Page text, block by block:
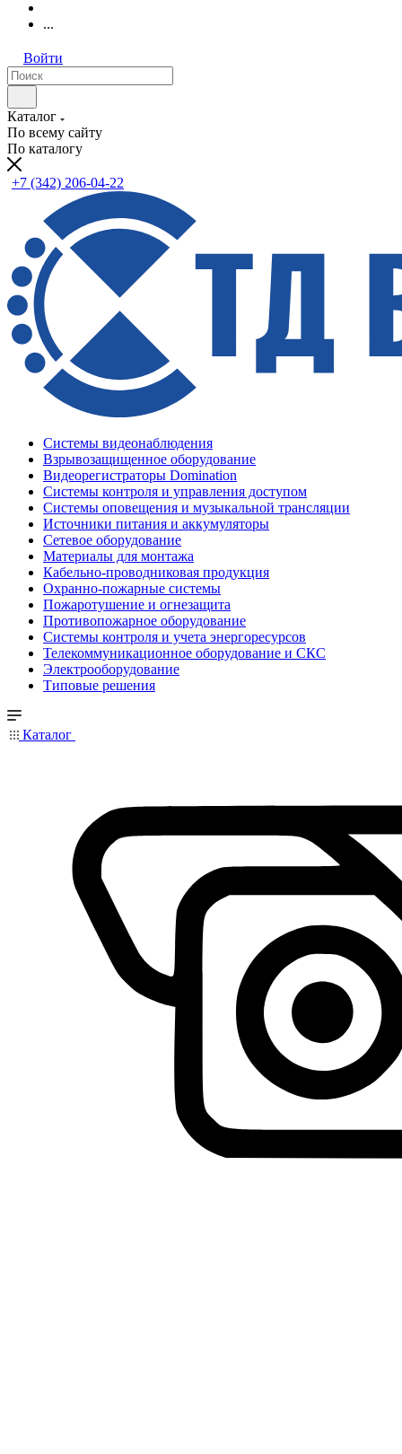
...
Войти
Каталог
По всему сайту
По каталогу
+7 (342) 206-04-22
Системы видеонаблюдения
Взрывозащищенное оборудование
Видеорегистраторы Domination
Системы контроля и управления доступом
Системы оповещения и музыкальной трансляции
Источники питания и аккумуляторы
Сетевое оборудование
Материалы для монтажа
Кабельно-проводниковая продукция
Охранно-пожарные системы
Пожаротушение и огнезащита
Противопожарное оборудование
Системы контроля и учета энергоресурсов
Телекоммуникационное оборудование и СКС
Электрооборудование
Типовые решения
Каталог